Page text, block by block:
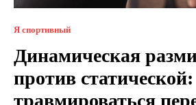
Я спортивный
Динамическая
против
травмироваться